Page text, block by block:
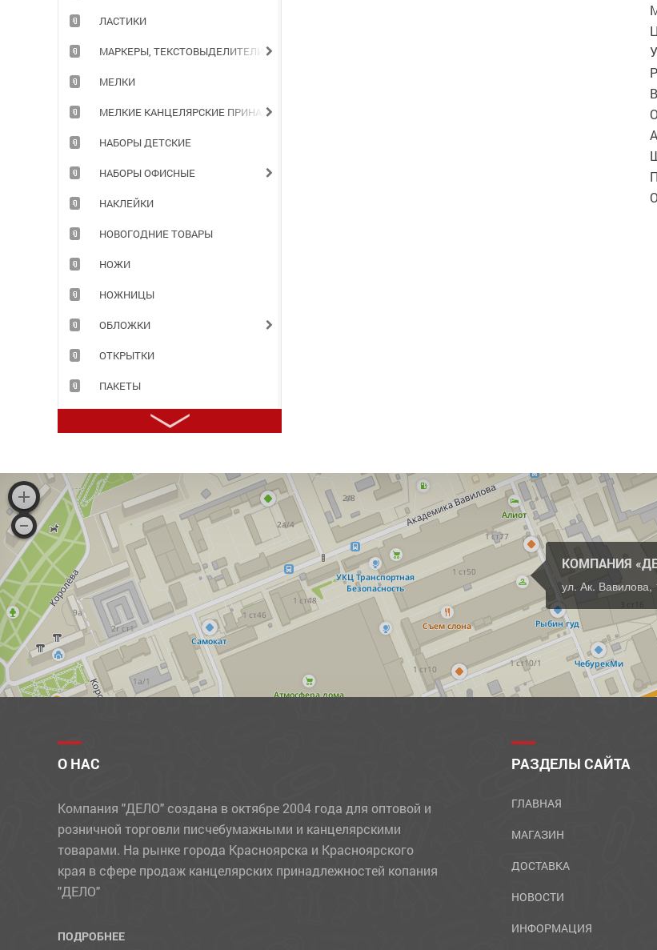
ЛАСТИКИ
МАРКЕРЫ, ТЕКСТОВЫДЕЛИТЕЛИ
МЕЛКИ
МЕЛКИЕ КАНЦЕЛЯРСКИЕ ПРИНАДЛЕЖНОСТИ
НАБОРЫ ДЕТСКИЕ
НАБОРЫ ОФИСНЫЕ
НАКЛЕЙКИ
НОВОГОДНИЕ ТОВАРЫ
НОЖИ
НОЖНИЦЫ
ОБЛОЖКИ
ОТКРЫТКИ
ПАКЕТЫ
ПЕРФОФАЙЛЫ
ПЛАСТИЛИН
ПРИНАДЛЕЖНОСТИ ДЛЯ ХРАНЕНИЯ ДОКУМЕНТОВ
ПРОДУКТЫ
ПРОЧИЕ ТОВАРЫ
РАЗДЕЛИТЕЛИ
РАСКРАСКИ, АППЛИКАЦИИ
РУЧКИ
СКРЕПКИ, КНОПКИ, ЗАЖИМЫ
СТЕПЛЕРЫ, СКОБЫ, АНТИСТЕПЛЕРЫ
СТЕРЖНИ
СУМКИ
КОМПАНИЯ
ул. Ак. Вавилова,
О НАС
Компания "ДЕЛО" создана в октябре 2004 года для оптовой и
розничной торговли писчебумажными и канцелярскими
товарами. На рынке города Красноярска и Красноярского
края в сфере продаж канцелярских принадлежностей копания
"ДЕЛО"
ПОДРОБНЕЕ
РАЗДЕЛЫ САЙТА
ГЛАВНАЯ
МАГАЗИН
ДОСТАВКА
НОВОСТИ
ИНФОРМАЦИЯ